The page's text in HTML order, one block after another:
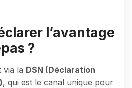
l’avantage
?
via la DSN (Déclaration
, qui est le canal unique pour